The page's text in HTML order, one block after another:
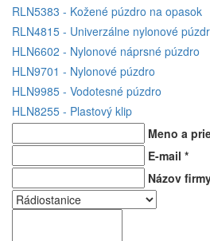
RLN5383 - Kožené púzdro na opasok
RLN4815 - Univerzálne nylonové
HLN6602 - Nylonové náprsné púzdro
HLN9701 - Nylonové púzdro
HLN9985 - Vodotesné púzdro
HLN8255 - Plastový klip
Meno a
E-mail *
Názov